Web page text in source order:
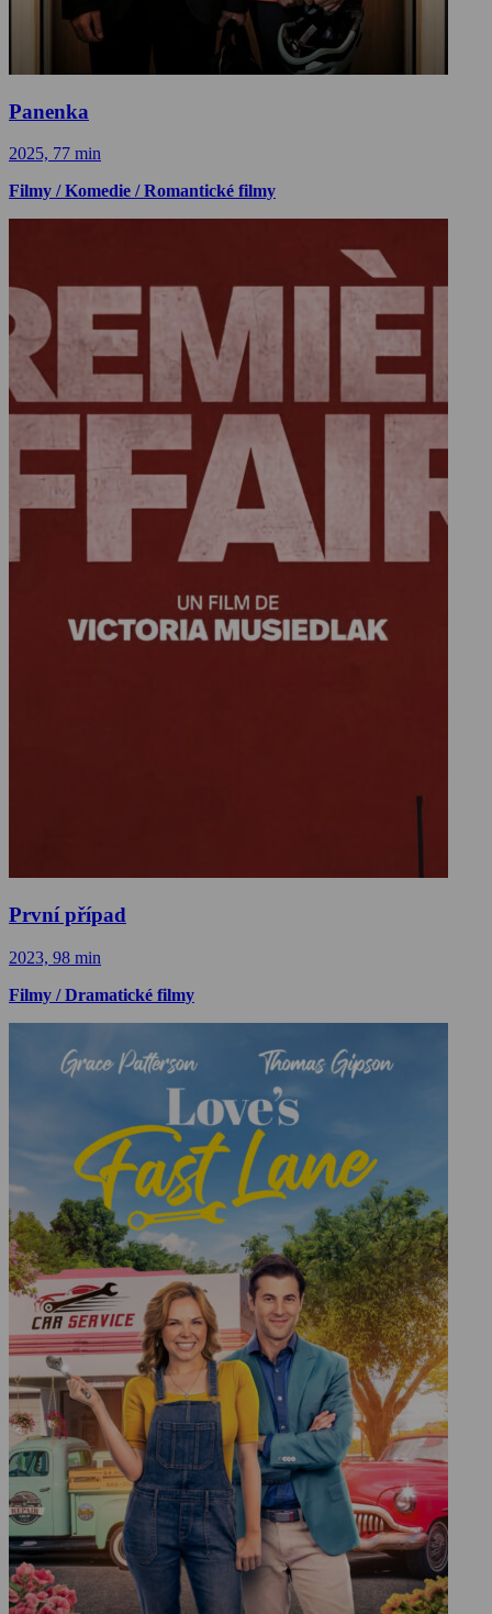
Panenka
2025, 77 min
Filmy / Komedie / Romantické filmy
První případ
2023, 98 min
Filmy / Dramatické filmy